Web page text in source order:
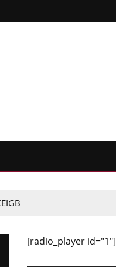
[radio_player id="1"]